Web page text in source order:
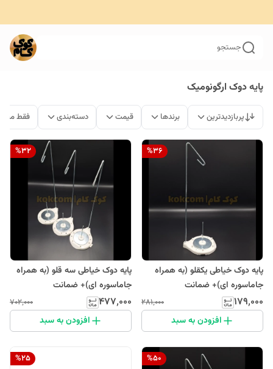
جستجو
پایه دوک ارگونومیک
پربازدیدترین برندها قیمت دسته‌بندی فقط
%36
پایه دوک خیاطی یکقلو (به همراه
جاماسوره ای)+ ضمانت
۱۷۹٬۰۰۰ ۲۸۱٬۰۰۰
افزودن به سبد
%32
پایه دوک خیاطی سه قلو (به همراه
جاماسوره ای)+ ضمانت
۴۷۷٬۰۰۰ ۷۰۲٬۰۰۰
افزودن به سبد
%50
%25